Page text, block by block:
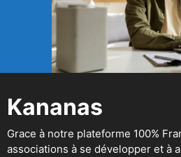
Kananas
Grace à notre plateforme 100%
associations à se développer et à